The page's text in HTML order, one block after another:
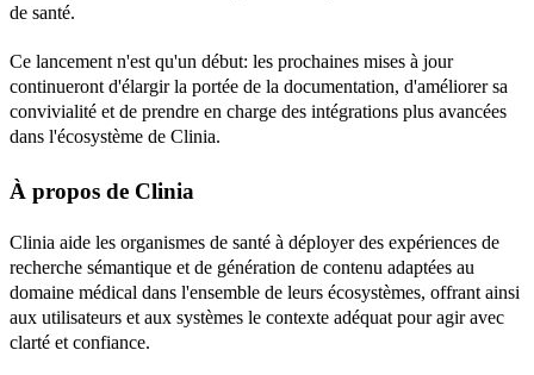
de santé.
Ce lancement n'est qu'un début: les prochaines mises à jour
continueront d'élargir la portée de la documentation, d'améliorer sa
convivialité et de prendre en charge des intégrations plus avancées
dans l'écosystème de Clinia.
À propos de Clinia
Clinia aide les organismes de santé à déployer des expériences de
recherche sémantique et de génération de contenu adaptées au
domaine médical dans l'ensemble de leurs écosystèmes, offrant ainsi
aux utilisateurs et aux systèmes le contexte adéquat pour agir avec
clarté et confiance.